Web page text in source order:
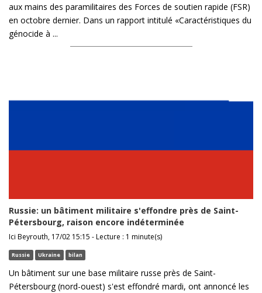
aux mains des paramilitaires des Forces de soutien rapide (FSR)
en octobre dernier. Dans un rapport intitulé «Caractéristiques du
génocide à ...
Russie: un bâtiment militaire s'effondre près de Saint-
Pétersbourg, raison encore indéterminée
Ici Beyrouth, 17/02 15:15 - Lecture : 1 minute(s)
Russie Ukraine bilan
Un bâtiment sur une base militaire russe près de Saint-
Pétersbourg (nord-ouest) s'est effondré mardi, ont annoncé les